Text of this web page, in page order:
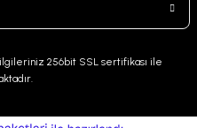
256bit SSL sertifikası ile